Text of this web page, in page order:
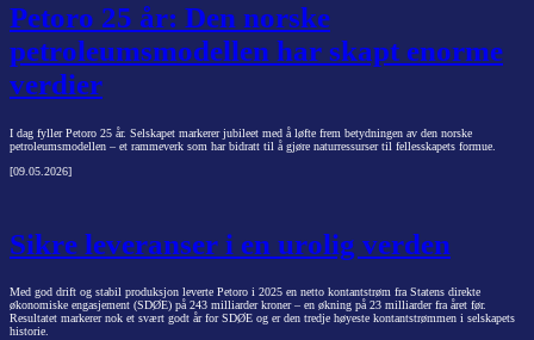
Petoro 25 år: Den norske
petroleumsmodellen har skapt enorme
verdier
I dag fyller Petoro 25 år. Selskapet markerer jubileet med å løfte frem betydningen av den norske
petroleumsmodellen – et rammeverk som har bidratt til å gjøre naturressurser til fellesskapets formue.
[09.05.2026]
Sikre leveranser i en urolig verden
Med god drift og stabil produksjon leverte Petoro i 2025 en netto kontantstrøm fra Statens direkte
økonomiske engasjement (SDØE) på 243 milliarder kroner – en økning på 23 milliarder fra året før.
Resultatet markerer nok et svært godt år for SDØE og er den tredje høyeste kontantstrømmen i selskapets
historie.